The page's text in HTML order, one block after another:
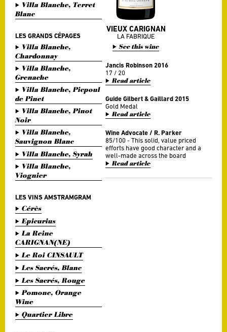
Villa Blanche, Terret
Blanc
LES GRANDS CÉPAGES
Villa Blanche,
Chardonnay
Villa Blanche,
Grenache
Villa Blanche, Picpoul
de Pinet
Villa Blanche, Pinot
Noir
Villa Blanche,
Sauvignon Blanc
Villa Blanche, Syrah
Villa Blanche,
Viognier
LES VINS AMSTRAMGRAM
Cérès
Epicurius
La Reine
CARIGNAN(NE)
Le Roi CINSAULT
Les Sacrés, Blanc
Les Sacrés, Rouge
Pomone, Orange
Wine
Quartier Libre
VIEUX CARIGNAN
LA FABRIQUE
See this wine
Jancis Robinson 2016
17 / 20
Read article
Guide Gilbert & Gaillard 2015
Gold Medal
Read article
Wine Advocate / R. Parker
85/100 - This solid, value priced
efforts have good character and a
well-made across the board
Read article